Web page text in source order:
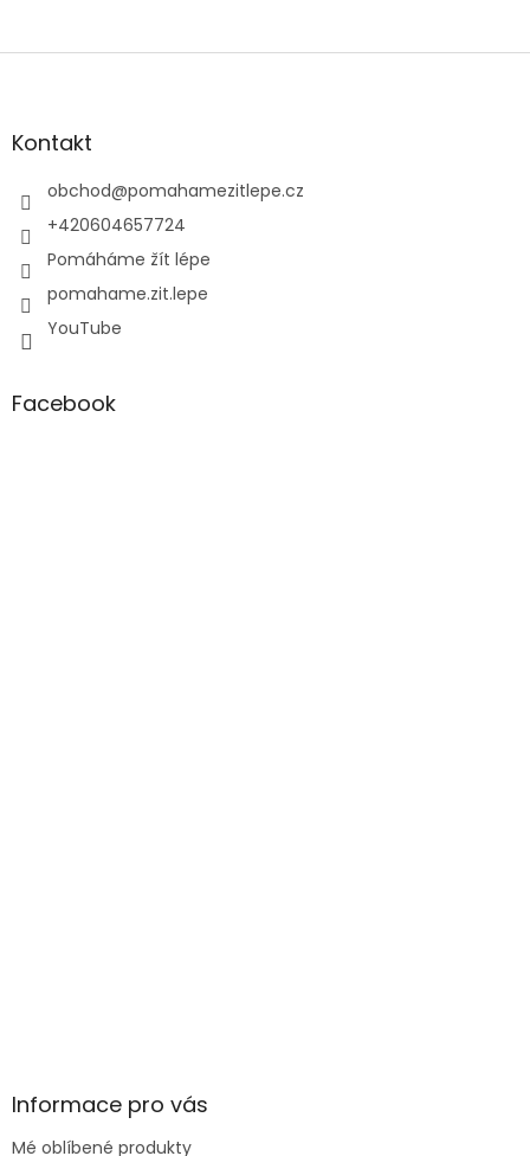
Z
aKontakt
obchod@pomahamezitlepe.cz
+420604657724
Pomáháme žít lépe
pomahame.zit.lepe
YouTube
Facebook
Informace pro vás
Mé oblíbené produkty